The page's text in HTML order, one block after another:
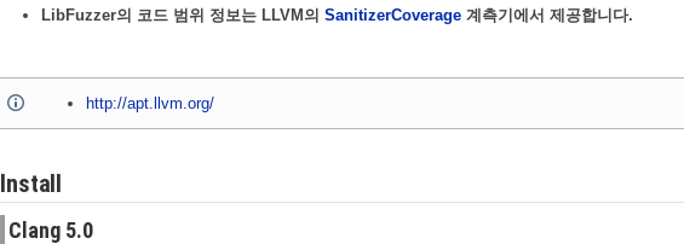
LibFuzzer의 코드 범위 정보는 LLVM의 SanitizerCoverage 계측기에서 제공합니다.
http://apt.llvm.org/
Install
Clang 5.0